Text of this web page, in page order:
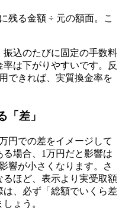
残る金額 ÷ 元の額面。こ
込のたびに固定の手数料
は下がりやすいです。反
できれば、実質換金率を
「差」
円での差をイメージして
場合、1万円だと影響は
響が小さくなります。さ
ほど、表示より実受取額
、必ず「総額でいくら差
ょう。